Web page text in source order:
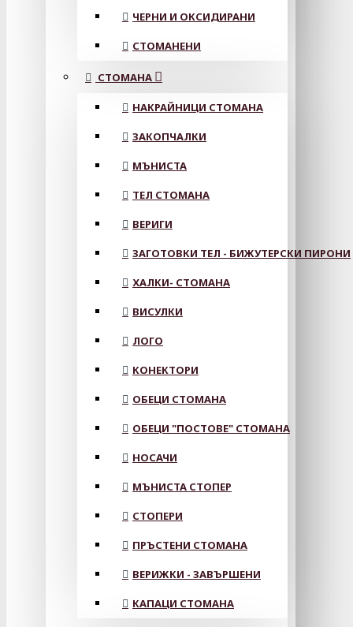
ЧЕРНИ И ОКСИДИРАНИ
СТОМАНЕНИ
СТОМАНА
НАКРАЙНИЦИ СТОМАНА
ЗАКОПЧАЛКИ
МЪНИСТА
ТЕЛ СТОМАНА
ВЕРИГИ
ЗАГОТОВКИ ТЕЛ - БИЖУТЕРСКИ ПИРОНИ
ХАЛКИ- СТОМАНА
ВИСУЛКИ
ЛОГО
КОНЕКТОРИ
ОБЕЦИ СТОМАНА
ОБЕЦИ "ПОСТОВЕ" СТОМАНА
НОСАЧИ
МЪНИСТА СТОПЕР
СТОПЕРИ
ПРЪСТЕНИ СТОМАНА
ВЕРИЖКИ - ЗАВЪРШЕНИ
КАПАЦИ СТОМАНА